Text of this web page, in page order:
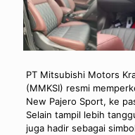
PT Mitsubishi Motors
(MMKSI) resmi
New Pajero Sport, ke
Selain tampil lebih
juga hadir sebagai